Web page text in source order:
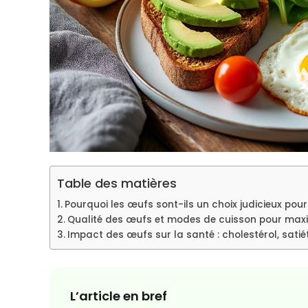
Table des matières
Pourquoi les œufs sont-ils un choix judicieux
Qualité des œufs et modes de cuisson pour
Impact des œufs sur la santé : cholestérol,
L’article en bref